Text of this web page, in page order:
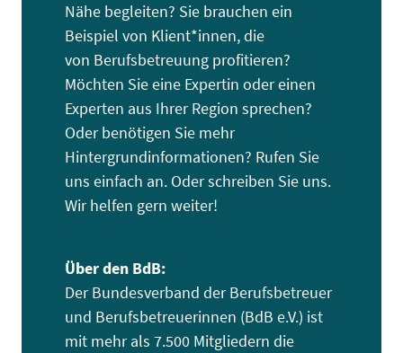
Nähe begleiten? Sie brauchen ein
Beispiel von Klient*innen, die
von Berufsbetreuung profitieren?
Möchten Sie eine Expertin oder einen
Experten aus Ihrer Region sprechen?
Oder benötigen Sie mehr
Hintergrundinformationen? Rufen Sie
uns einfach an. Oder schreiben Sie uns.
Wir helfen gern weiter!
Über den BdB:
Der Bundesverband der Berufsbetreuer
und Berufsbetreuerinnen (BdB e.V.) ist
mit mehr als 7.500 Mitgliedern die